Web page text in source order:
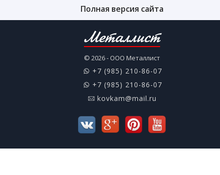
Полная версия сайта
Металлист
© 2026 - ООО Металлист
+7 (985) 210-86-07
+7 (985) 210-86-07
kovkam@mail.ru